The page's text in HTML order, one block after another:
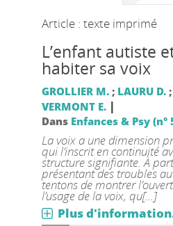
Article : texte imprimé
L’enfant autiste
habiter sa voix
GROLLIER M.; LAURU D.;
VERMONT E. |
Dans Enfances & Psy (n°
La voix a une dimension
qui l’inscrit en continuité
structure signifiante. À
présentant des troubles
tentons de montrer
l’usage de la voix, qu[...]
Plus